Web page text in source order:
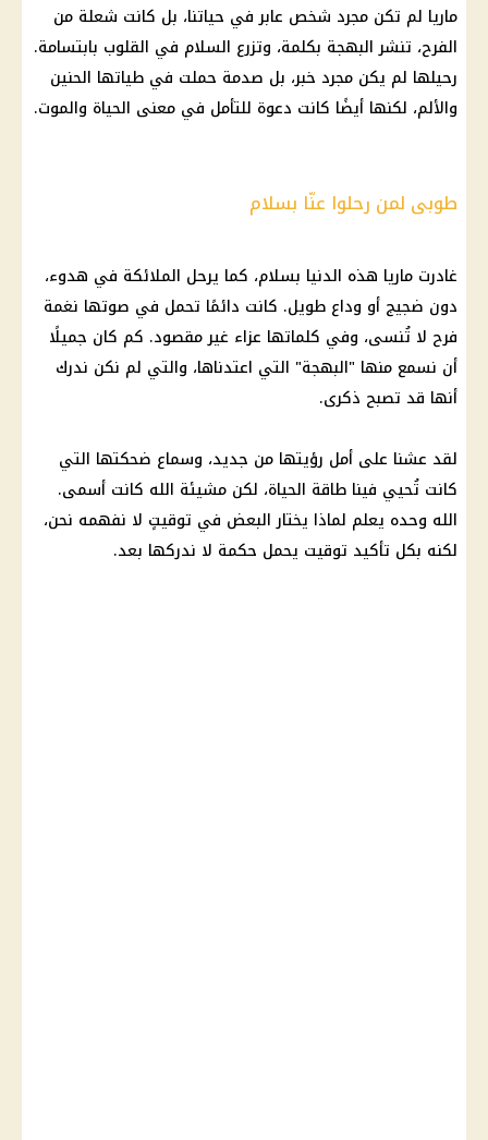
ماريا لم تكن مجرد شخص عابر في حياتنا، بل كانت شعلة من
الفرح، تنشر البهجة بكلمة، وتزرع السلام في القلوب بابتسامة.
رحيلها لم يكن مجرد خبر، بل صدمة حملت في طياتها الحنين
والألم، لكنها أيضًا كانت دعوة للتأمل في معنى الحياة والموت.
طوبى لمن رحلوا عنّا بسلام
غادرت ماريا هذه الدنيا بسلام، كما يرحل الملائكة في هدوء،
دون ضجيج أو وداع طويل. كانت دائمًا تحمل في صوتها نغمة
فرح لا تُنسى، وفي كلماتها عزاء غير مقصود. كم كان جميلًا
أن نسمع منها "البهجة" التي اعتدناها، والتي لم نكن ندرك
أنها قد تصبح ذكرى.
لقد عشنا على أمل رؤيتها من جديد، وسماع ضحكتها التي
كانت تُحيي فينا طاقة الحياة، لكن مشيئة الله كانت أسمى.
الله وحده يعلم لماذا يختار البعض في توقيتٍ لا نفهمه نحن،
لكنه بكل تأكيد توقيت يحمل حكمة لا ندركها بعد.